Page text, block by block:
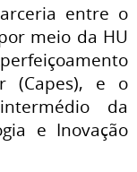
entre o
meio da HU
(Capes), e o
da
e Inovação